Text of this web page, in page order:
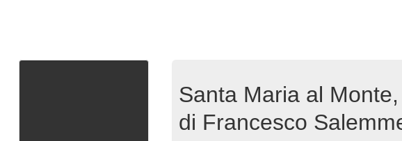
Santa Maria al
di Francesco